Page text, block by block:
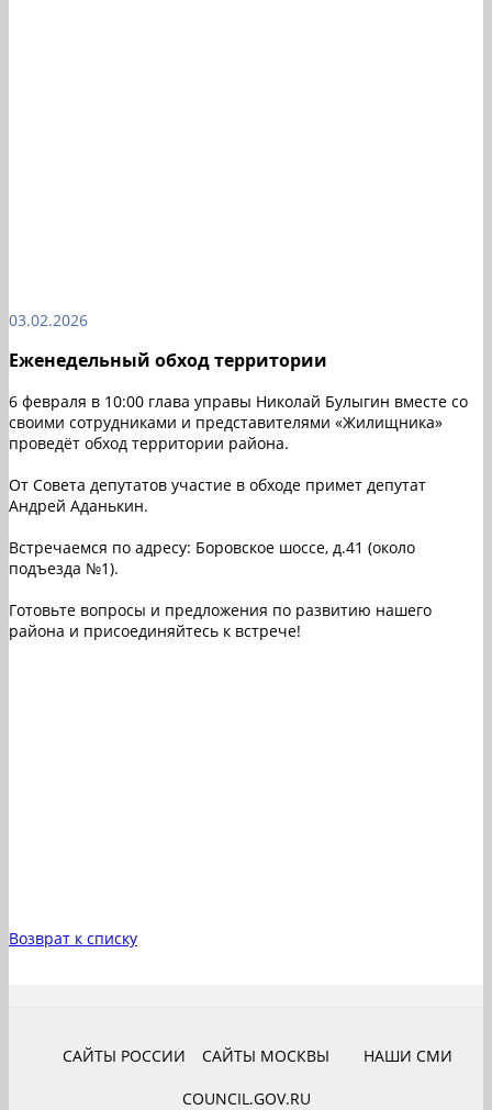
03.02.2026
Еженедельный обход территории
6 февраля в 10:00 глава управы Николай Булыгин вместе со
своими сотрудниками и представителями «Жилищника»
проведёт обход территории района.
От Совета депутатов участие в обходе примет депутат
Андрей Аданькин.
Встречаемся по адресу: Боровское шоссе, д.41 (около
подъезда №1).
Готовьте вопросы и предложения по развитию нашего
района и присоединяйтесь к встрече!
Возврат к списку
САЙТЫ РОССИИ САЙТЫ МОСКВЫ НАШИ СМИ
COUNCIL.GOV.RU